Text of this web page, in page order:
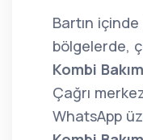
Bartın
bölgelerde,
Kombi
Çağrı
WhatsApp